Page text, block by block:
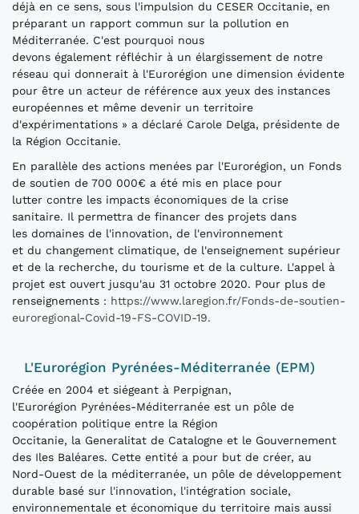
déjà en ce sens, sous l'impulsion du CESER Occitanie, en
préparant un rapport commun sur la pollution en
Méditerranée. C'est pourquoi nous
devons également réfléchir à un élargissement de notre
réseau qui donnerait à l'Eurorégion une dimension évidente
pour être un acteur de référence aux yeux des instances
européennes et même devenir un territoire
d'expérimentations » a déclaré Carole Delga, présidente de
la Région Occitanie.
En parallèle des actions menées par l'Eurorégion, un Fonds
de soutien de 700 000€ a été mis en place pour
lutter contre les impacts économiques de la crise
sanitaire. Il permettra de financer des projets dans
les domaines de l'innovation, de l'environnement
et du changement climatique, de l'enseignement supérieur
et de la recherche, du tourisme et de la culture. L'appel à
projet est ouvert jusqu'au 31 octobre 2020. Pour plus de
renseignements : https://www.laregion.fr/Fonds-de-soutien-
euroregional-Covid-19-FS-COVID-19.
L'Eurorégion Pyrénées-Méditerranée (EPM)
Créée en 2004 et siégeant à Perpignan,
l'Eurorégion Pyrénées-Méditerranée est un pôle de
coopération politique entre la Région
Occitanie, la Generalitat de Catalogne et le Gouvernement
des Iles Baléares. Cette entité a pour but de créer, au
Nord-Ouest de la méditerranée, un pôle de développement
durable basé sur l'innovation, l'intégration sociale,
environnementale et économique du territoire mais aussi